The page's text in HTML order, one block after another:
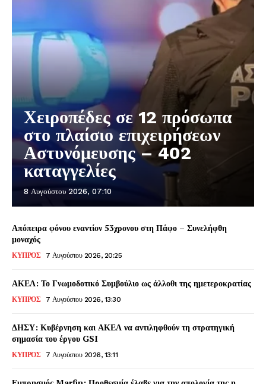
Χειροπέδες σε 12 πρόσωπα
στο πλαίσιο επιχειρήσεων
Αστυνόμευσης – 402
καταγγελίες
8 Αυγούστου 2026, 07:10
Απόπειρα φόνου εναντίον 53χρονου στη Πάφο – Συνελήφθη
μοναχός
ΚΥΠΡΟΣ 7 Αυγούστου 2026, 20:25
ΑΚΕΛ: Το Γνωμοδοτικό Συμβούλιο ως άλλοθι της ημετεροκρατίας
ΚΥΠΡΟΣ 7 Αυγούστου 2026, 13:30
ΔΗΣΥ: Κυβέρνηση και ΑΚΕΛ να αντιληφθούν τη στρατηγική
σημασία του έργου GSI
ΚΥΠΡΟΣ 7 Αυγούστου 2026, 13:11